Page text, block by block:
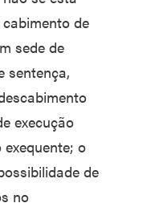
de
sede de
sentença,
execução
o
de
no